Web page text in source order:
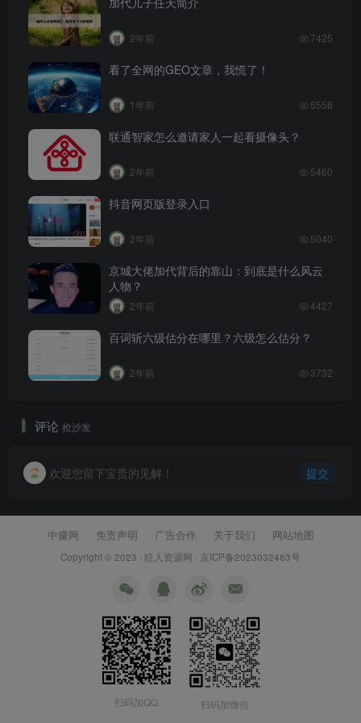
2年前 7425
看了全网的GEO文章，我慌了！
1年前 5556
联通智家怎么邀请家人一起看摄像头？
2年前 5460
抖音网页版登录入口
2年前 5040
京城大佬加代背后的靠山：到底是什么风云
人物？
2年前 4427
百词斩六级估分在哪里？六级怎么估分？
2年前 3732
评论 抢沙发
欢迎您留下宝贵的见解！ 提交
中赚网 免责声明 广告合作 关于我们 网站地图
Copyright © 2023 · 狂人资源网 · 京ICP备2023032483号
扫码加QQ 扫码加微信